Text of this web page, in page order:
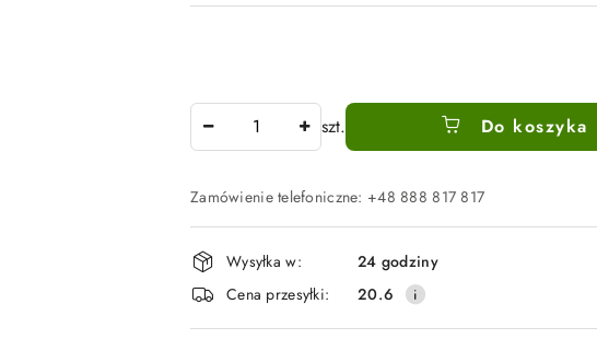
szt. Do koszyka
Zamówienie telefoniczne: +48 888 817 817
Dostępność
i
dostawa
Wysyłka w:
24 godziny
Cena przesyłki:
20.6